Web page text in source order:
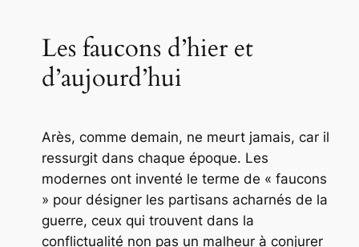
Les faucons d’hier et
d’aujourd’hui
Arès, comme demain, ne meurt jamais, car il
ressurgit dans chaque époque. Les
modernes ont inventé le terme de « faucons
» pour désigner les partisans acharnés de la
guerre, ceux qui trouvent dans la
conflictualité non pas un malheur à conjurer